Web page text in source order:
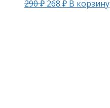
290₽ 268 ₽ В корзину